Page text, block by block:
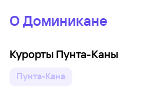
О Доминикане
Курорты Пунта-Каны
Пунта-Кана